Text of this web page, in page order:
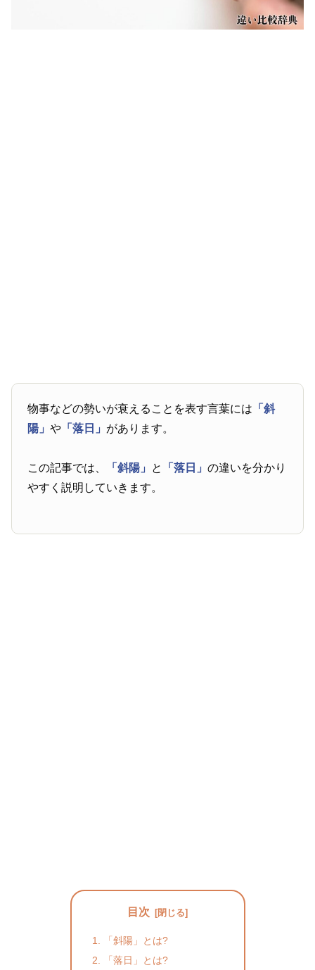
物事などの勢いが衰えることを表す言葉には 「斜
陽」や 「落日」 があります。
この記事では、 「斜陽」 と 「落日」の違いを分かり
やすく説明していきます。
目次
「斜陽」とは?
「落日」とは?